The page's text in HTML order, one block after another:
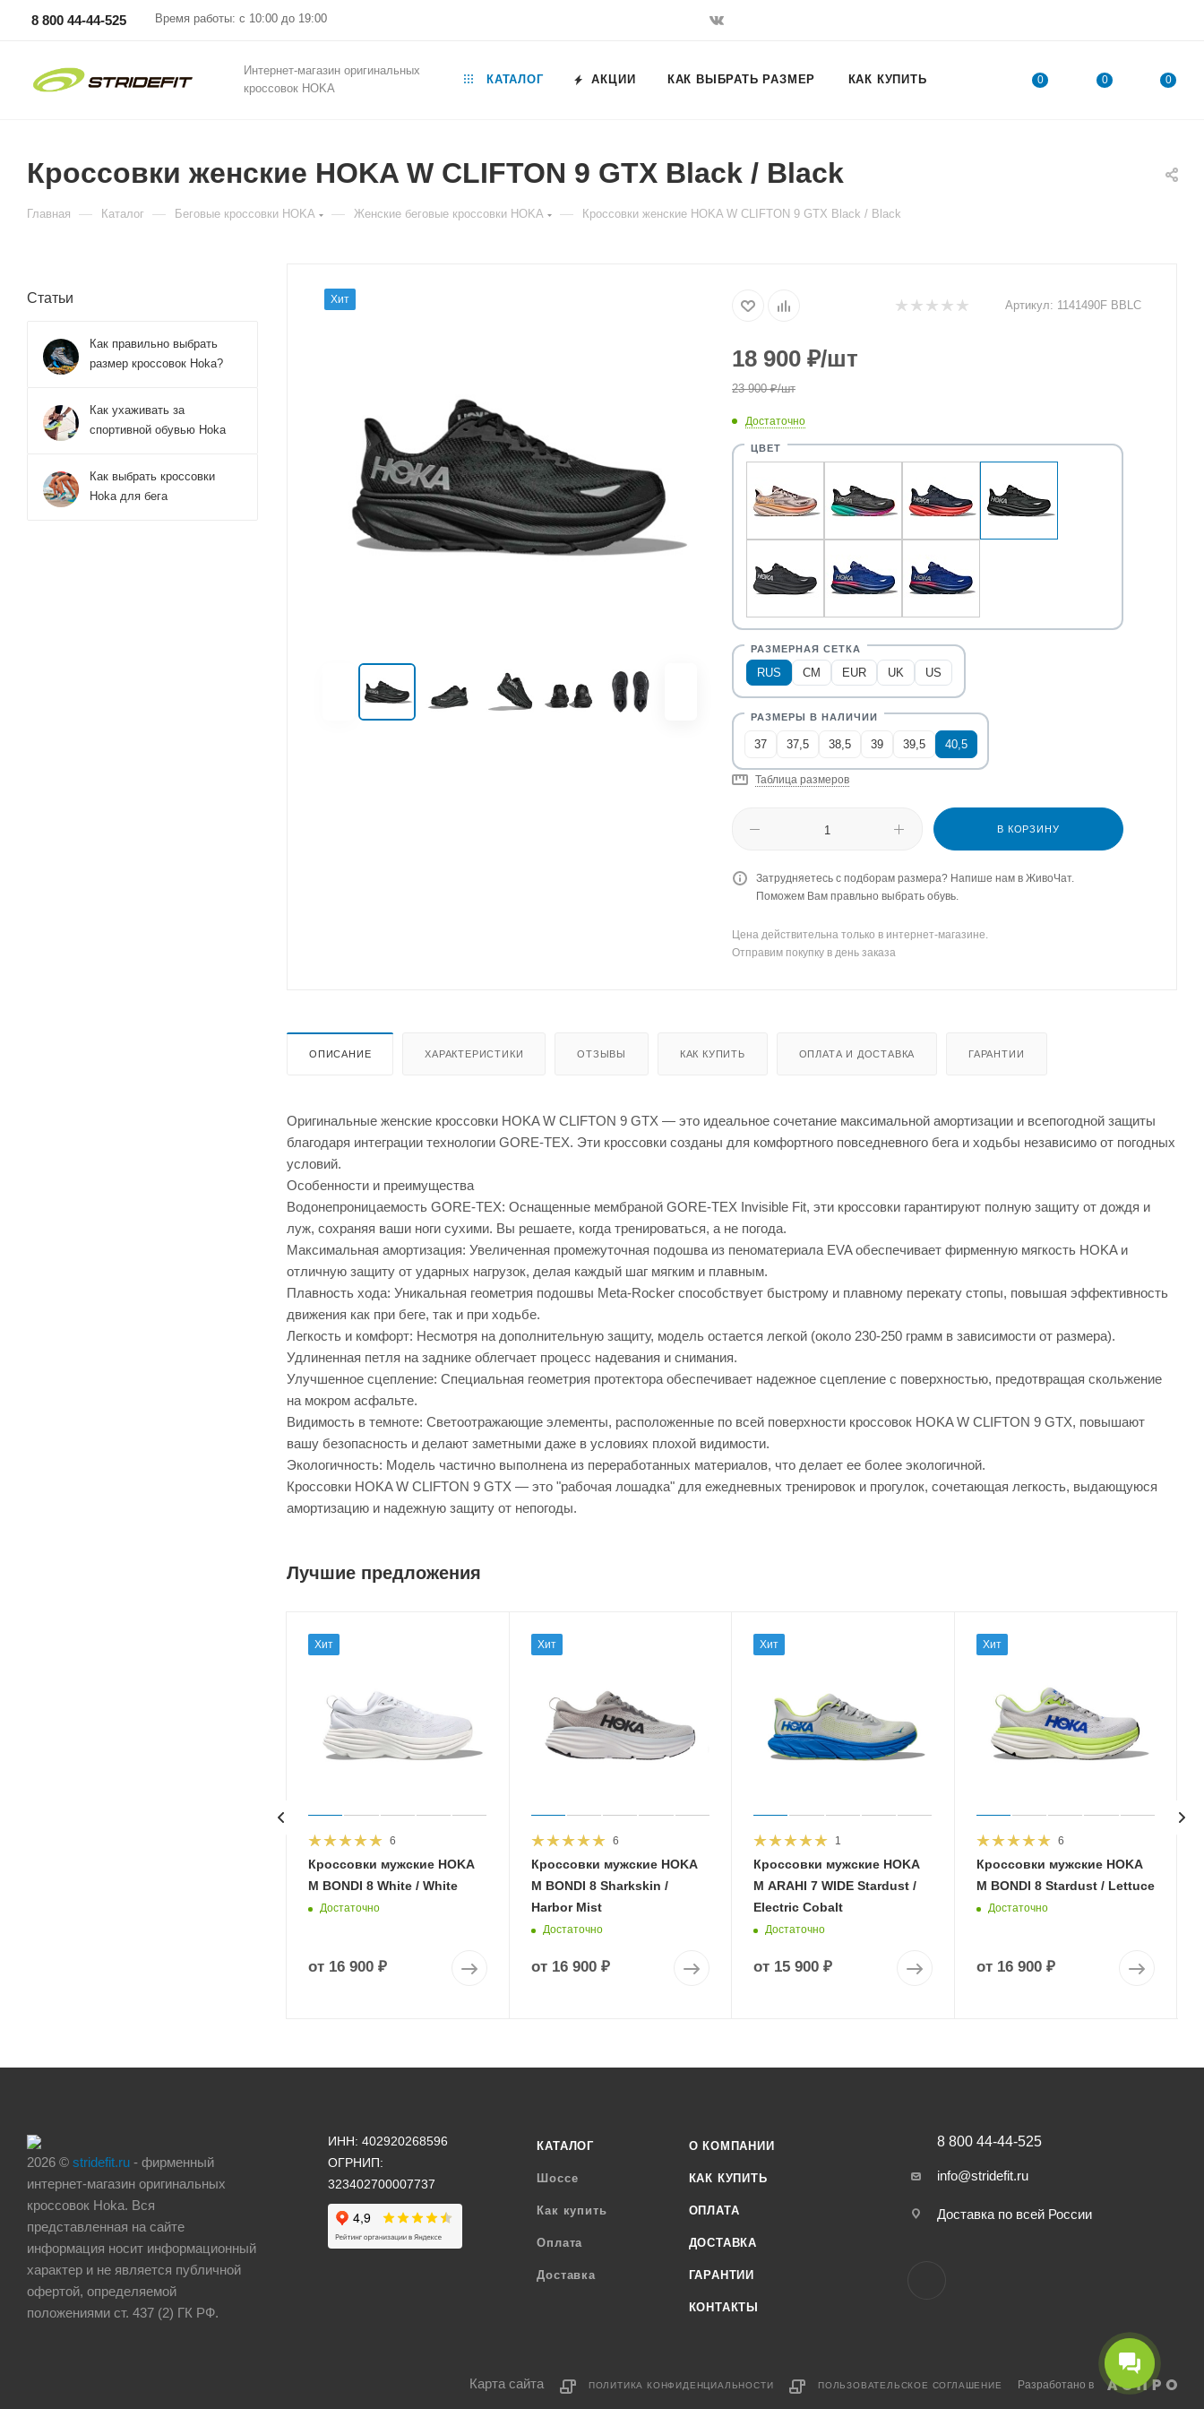
8 800 44-44-525 Время работы: с 10:00 до 19:00
0 0 0
Интернет-магазин оригинальных
кроссовок HOKA
КАТАЛОГ АКЦИИ КАК ВЫБРАТЬ РАЗМЕР КАК КУПИТЬ
Кроссовки женские HOKA W CLIFTON 9 GTX Black / Black
Главная — Каталог — Беговые кроссовки HOKA — Женские беговые кроссовки HOKA — Кроссовки женские HOKA W CLIFTON 9 GTX Black / Black
Хит Артикул: 1141490F BBLC
18 900 ₽/шт
23 900₽/шт
Достаточно
RUS CM EUR UK US
37 37,5 38,5 39 39,5 40,5
Таблица размеров
В КОРЗИНУ
Затрудняетесь с подборам размера? Напише нам в ЖивоЧат.
Поможем Вам правльно выбрать обувь.
Цена действительна только в интернет-магазине.
Отправим покупку в день заказа
ОПИСАНИЕ ХАРАКТЕРИСТИКИ ОТЗЫВЫ КАК КУПИТЬ ОПЛАТА И ДОСТАВКА ГАРАНТИИ
Оригинальные женские кроссовки HOKA W CLIFTON 9 GTX — это идеальное сочетание максимальной амортизации и всепогодной защиты
благодаря интеграции технологии GORE-TEX. Эти кроссовки созданы для комфортного повседневного бега и ходьбы независимо от погодных
условий.
Особенности и преимущества
Водонепроницаемость GORE-TEX: Оснащенные мембраной GORE-TEX Invisible Fit, эти кроссовки гарантируют полную защиту от дождя и
луж, сохраняя ваши ноги сухими. Вы решаете, когда тренироваться, а не погода.
Максимальная амортизация: Увеличенная промежуточная подошва из пеноматериала EVA обеспечивает фирменную мягкость HOKA и
отличную защиту от ударных нагрузок, делая каждый шаг мягким и плавным.
Плавность хода: Уникальная геометрия подошвы Meta-Rocker способствует быстрому и плавному перекату стопы, повышая эффективность
движения как при беге, так и при ходьбе.
Легкость и комфорт: Несмотря на дополнительную защиту, модель остается легкой (около 230-250 грамм в зависимости от размера).
Удлиненная петля на заднике облегчает процесс надевания и снимания.
Улучшенное сцепление: Специальная геометрия протектора обеспечивает надежное сцепление с поверхностью, предотвращая скольжение
на мокром асфальте.
Видимость в темноте: Светоотражающие элементы, расположенные по всей поверхности кроссовок HOKA W CLIFTON 9 GTX, повышают
вашу безопасность и делают заметными даже в условиях плохой видимости.
Экологичность: Модель частично выполнена из переработанных материалов, что делает ее более экологичной.
Кроссовки HOKA W CLIFTON 9 GTX — это "рабочая лошадка" для ежедневных тренировок и прогулок, сочетающая легкость, выдающуюся
амортизацию и надежную защиту от непогоды.
Лучшие предложения
Хит
6
Кроссовки мужские HOKA
M BONDI 8 White / White
Достаточно
от 16 900 ₽
Хит
6
Кроссовки мужские HOKA
M BONDI 8 Sharkskin /
Harbor Mist
Достаточно
от 16 900 ₽
Хит
1
Кроссовки мужские HOKA
M ARAHI 7 WIDE Stardust /
Electric Cobalt
Достаточно
от 15 900 ₽
Хит
6
Кроссовки мужские HOKA
M BONDI 8 Stardust / Lettuce
Достаточно
от 16 900 ₽
Статьи
Как правильно выбрать
размер кроссовок Hoka?
Как ухаживать за
спортивной обувью Hoka
Как выбрать кроссовки
Hoka для бега
2026 © stridefit.ru - фирменный
интернет-магазин оригинальных
кроссовок Hoka. Вся
представленная на сайте
информация носит информационный
характер и не является публичной
офертой, определяемой
положениями ст. 437 (2) ГК РФ.
ИНН: 402920268596
ОГРНИП:
323402700007737
КАТАЛОГ
Шоссе
Как купить
Оплата
Доставка
О КОМПАНИИ
КАК КУПИТЬ
ОПЛАТА
ДОСТАВКА
ГАРАНТИИ
КОНТАКТЫ
8 800 44-44-525
info@stridefit.ru
Доставка по всей России
Карта сайта ПОЛИТИКА КОНФИДЕНЦИАЛЬНОСТИ ПОЛЬЗОВАТЕЛЬСКОЕ СОГЛАШЕНИЕ Разработано в